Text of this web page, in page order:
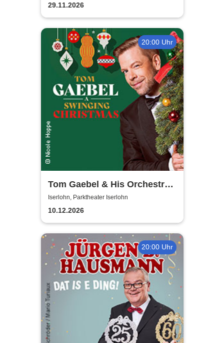
29.11.2026
20:00 Uhr
Tom Gaebel & His Orchestra -
A Swinging Christmas 2026
Iserlohn, Parktheater Iserlohn
10.12.2026
20:00 Uhr